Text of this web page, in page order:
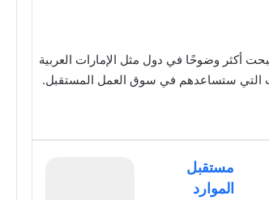
أكثر وضوحًا في دول مثل الإمارات العربية
التي ستساعدهم في سوق العمل المستقبل.
مستقبل
الموارد